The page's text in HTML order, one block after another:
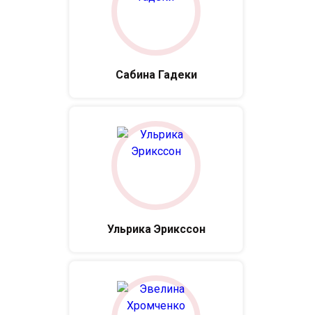
Сабина Гадеки
Ульрика Эрикссон